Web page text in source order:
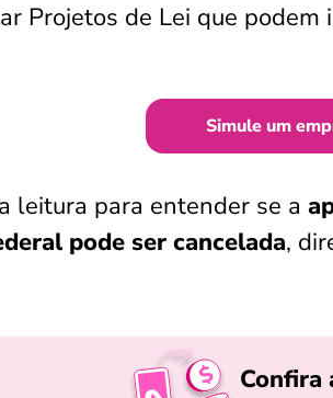
Projetos de Lei que
Simule um
leitura para entender se a
pode ser cancelada,
Confira